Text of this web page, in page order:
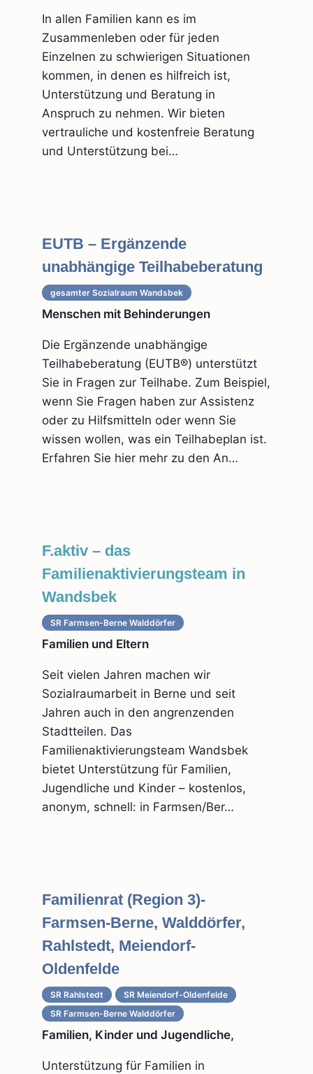
In allen Familien kann es im
Zusammenleben oder für jeden
Einzelnen zu schwierigen Situationen
kommen, in denen es hilfreich ist,
Unterstützung und Beratung in
Anspruch zu nehmen. Wir bieten
vertrauliche und kostenfreie Beratung
und Unterstützung bei…
EUTB – Ergänzende
unabhängige Teilhabeberatung
gesamter Sozialraum Wandsbek
Menschen mit Behinderungen
Die Ergänzende unabhängige
Teilhabeberatung (EUTB®) unterstützt
Sie in Fragen zur Teilhabe. Zum Beispiel,
wenn Sie Fragen haben zur Assistenz
oder zu Hilfsmitteln oder wenn Sie
wissen wollen, was ein Teilhabeplan ist.
Erfahren Sie hier mehr zu den An…
F.aktiv – das
Familienaktivierungsteam in
Wandsbek
SR Farmsen-Berne Walddörfer
Familien und Eltern
Seit vielen Jahren machen wir
Sozialraumarbeit in Berne und seit
Jahren auch in den angrenzenden
Stadtteilen. Das
Familienaktivierungsteam Wandsbek
bietet Unterstützung für Familien,
Jugendliche und Kinder – kostenlos,
anonym, schnell: in Farmsen/Ber…
Familienrat (Region 3)-
Farmsen-Berne, Walddörfer,
Rahlstedt, Meiendorf-
Oldenfelde
SR Rahlstedt
SR Meiendorf-Oldenfelde
SR Farmsen-Berne Walddörfer
Familien, Kinder und Jugendliche,
Unterstützung für Familien in